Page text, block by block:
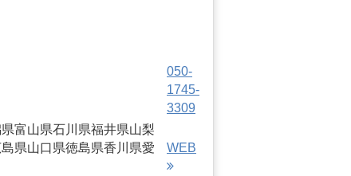
050-
1745-
3309
富山県石川県福井県山梨
島県山口県徳島県香川県愛
WEB